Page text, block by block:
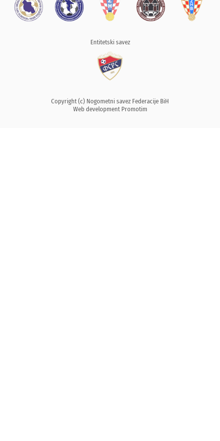
Entitetski savez
Copyright (c) Nogometni savez Federacije BiH
Web development Promotim